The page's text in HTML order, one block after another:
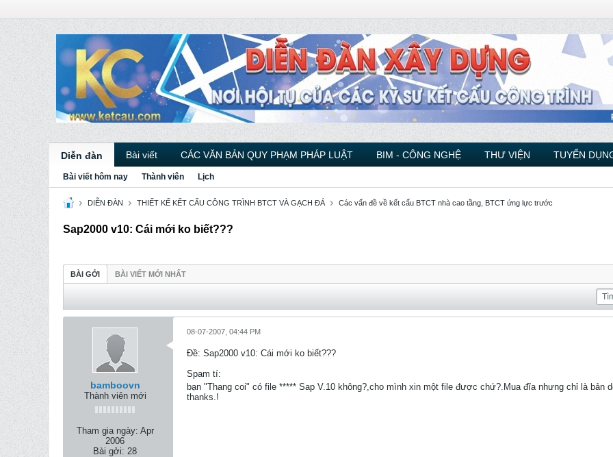
Diễn đàn Bài viết CÁC VĂN BẢN QUY PHẠM PHÁP LUẬT BIM - CÔNG NGHỆ THƯ VIỆN TUYỂN
Bài viết hôm nay Thành viên Lịch
DIỄN ĐÀN THIẾT KẾ KẾT CẤU CÔNG TRÌNH BTCT VÀ GẠCH ĐÁ Các vấn đề về kết cấu BTCT nhà cao tầng, BTCT ứng lực trước
Sap2000 v10: Cái mới ko biết???
BÀI GỞI BÀI VIẾT MỚI NHẤT
bamboovn
Thành viên mới
Tham gia ngày: Apr
2006
Bài gởi: 28
08-07-2007, 04:44 PM
Ðề: Sap2000 v10: Cái mới ko biết???
Spam tí:
bạn "Thang coi" có file ***** Sap V.10 không?,cho mình xin một file được chứ?.Mua đĩa nhưng chỉ là bản
thanks.!